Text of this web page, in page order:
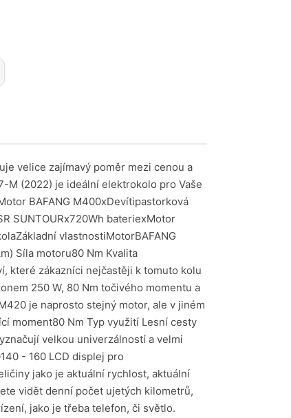
velice zajímavý poměr mezi cenou a
M (2022) je ideální elektrokolo pro Vaše
BAFANG M400xDevítipastorková
SUNTOURx720Wh bateriexMotor
vlastnostiMotorBAFANG
Síla motoru80 Nm Kvalita
které zákazníci nejčastěji k tomuto kolu
250 W, 80 Nm točivého momentu a
je naprosto stejný motor, ale v jiném
moment80 Nm Typ využití Lesní cesty
velkou univerzálností a velmi
- 160 LCD displej pro
jako je aktuální rychlost, aktuální
vidět denní počet ujetých kilometrů,
jako je třeba telefon, či světlo.